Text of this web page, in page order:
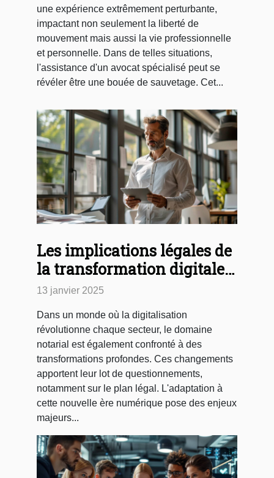
une expérience extrêmement perturbante,
impactant non seulement la liberté de
mouvement mais aussi la vie professionnelle
et personnelle. Dans de telles situations,
l'assistance d'un avocat spécialisé peut se
révéler être une bouée de sauvetage. Cet...
Les implications légales de
la transformation digitale
pour les notaires
13 janvier 2025
Dans un monde où la digitalisation
révolutionne chaque secteur, le domaine
notarial est également confronté à des
transformations profondes. Ces changements
apportent leur lot de questionnements,
notamment sur le plan légal. L'adaptation à
cette nouvelle ère numérique pose des enjeux
majeurs...